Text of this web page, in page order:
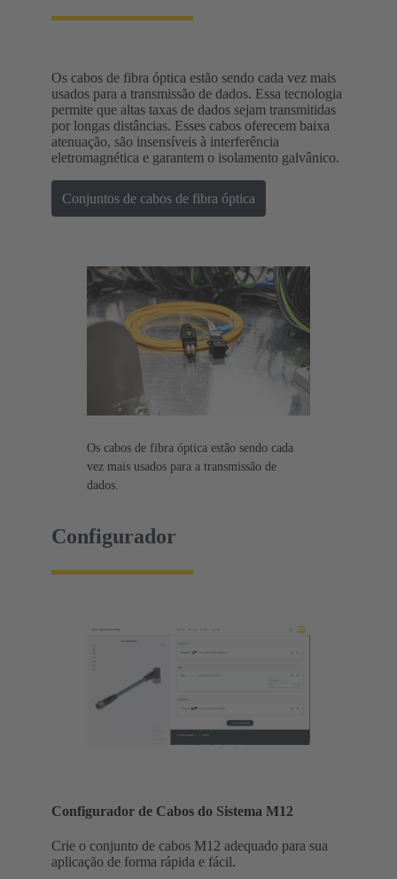
Os cabos de fibra óptica estão sendo cada vez mais
usados para a transmissão de dados. Essa tecnologia
permite que altas taxas de dados sejam transmitidas
por longas distâncias. Esses cabos oferecem baixa
atenuação, são insensíveis à interferência
eletromagnética e garantem o isolamento galvânico.
Conjuntos de cabos de fibra óptica
Os cabos de fibra óptica estão sendo cada
vez mais usados para a transmissão de
dados.
Configurador
Configurador de Cabos do Sistema M12
Crie o conjunto de cabos M12 adequado para sua
aplicação de forma rápida e fácil.